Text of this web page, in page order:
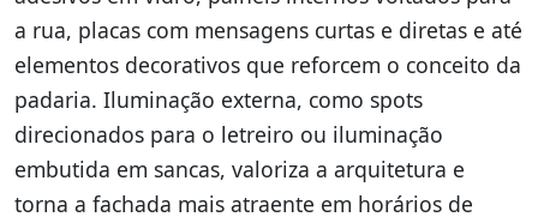
a rua, placas com mensagens curtas e diretas e até
elementos decorativos que reforcem o conceito da
padaria. Iluminação externa, como spots
direcionados para o letreiro ou iluminação
embutida em sancas, valoriza a arquitetura e
torna a fachada mais atraente em horários de